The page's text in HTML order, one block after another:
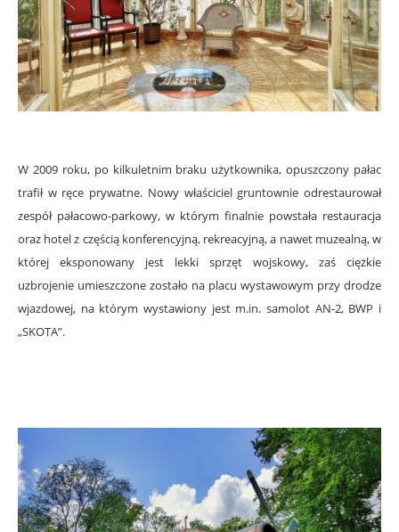
W 2009 roku, po kilkuletnim braku użytkownika, opuszczony pałac
trafił w ręce prywatne. Nowy właściciel gruntownie odrestaurował
zespół pałacowo-parkowy, w którym finalnie powstała restauracja
oraz hotel z częścią konferencyjną, rekreacyjną, a nawet muzealną, w
której eksponowany jest lekki sprzęt wojskowy, zaś ciężkie
uzbrojenie umieszczone zostało na placu wystawowym przy drodze
wjazdowej, na którym wystawiony jest m.in. samolot AN-2, BWP i
„SKOTA”.